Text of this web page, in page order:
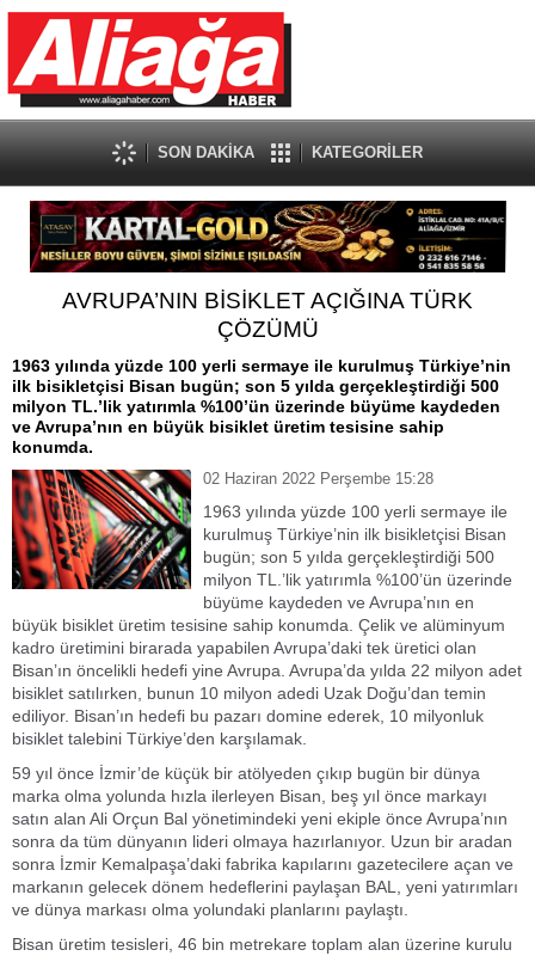
SON DAKİKA KATEGORİLER
AVRUPA’NIN BİSİKLET AÇIĞINA TÜRK
ÇÖZÜMÜ
1963 yılında yüzde 100 yerli sermaye ile kurulmuş Türkiye’nin
ilk bisikletçisi Bisan bugün; son 5 yılda gerçekleştirdiği 500
milyon TL.’lik yatırımla %100’ün üzerinde büyüme kaydeden
ve Avrupa’nın en büyük bisiklet üretim tesisine sahip
konumda.
02 Haziran 2022 Perşembe 15:28
1963 yılında yüzde 100 yerli sermaye ile
kurulmuş Türkiye’nin ilk bisikletçisi Bisan
bugün; son 5 yılda gerçekleştirdiği 500
milyon TL.’lik yatırımla %100’ün üzerinde
büyüme kaydeden ve Avrupa’nın en
büyük bisiklet üretim tesisine sahip konumda. Çelik ve alüminyum
kadro üretimini birarada yapabilen Avrupa’daki tek üretici olan
Bisan’ın öncelikli hedefi yine Avrupa. Avrupa’da yılda 22 milyon adet
bisiklet satılırken, bunun 10 milyon adedi Uzak Doğu’dan temin
ediliyor. Bisan’ın hedefi bu pazarı domine ederek, 10 milyonluk
bisiklet talebini Türkiye’den karşılamak.
59 yıl önce İzmir’de küçük bir atölyeden çıkıp bugün bir dünya
marka olma yolunda hızla ilerleyen Bisan, beş yıl önce markayı
satın alan Ali Orçun Bal yönetimindeki yeni ekiple önce Avrupa’nın
sonra da tüm dünyanın lideri olmaya hazırlanıyor. Uzun bir aradan
sonra İzmir Kemalpaşa’daki fabrika kapılarını gazetecilere açan ve
markanın gelecek dönem hedeflerini paylaşan BAL, yeni yatırımları
ve dünya markası olma yolundaki planlarını paylaştı.
Bisan üretim tesisleri, 46 bin metrekare toplam alan üzerine kurulu